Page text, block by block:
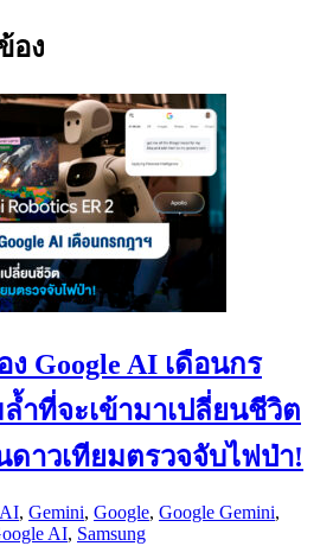
อง
Google AI เดือนกร
ำที่จะเข้ามาเปลี่ยนชีวิต
ดาวเทียมตรวจจับไฟป่า!
AI, Gemini, Google, Google Gemini,
AI, Samsung